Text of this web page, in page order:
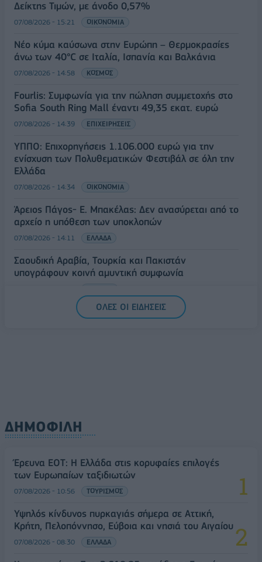
Δείκτης Τιμών, με άνοδο 0,57%
07/08/2026 - 15:21 ΟΙΚΟΝΟΜΙΑ
Νέο κύμα καύσωνα στην Ευρώπη – Θερμοκρασίες
άνω των 40°C σε Ιταλία, Ισπανία και Βαλκάνια
07/08/2026 - 14:58 ΚΟΣΜΟΣ
Fourlis: Συμφωνία για την πώληση συμμετοχής στο
Sofia South Ring Mall έναντι 49,35 εκατ. ευρώ
07/08/2026 - 14:39 ΕΠΙΧΕΙΡΗΣΕΙΣ
ΥΠΠΟ: Επιχορηγήσεις 1.106.000 ευρώ για την
ενίσχυση των Πολυθεματικών Φεστιβάλ σε όλη την
Ελλάδα
07/08/2026 - 14:34 ΟΙΚΟΝΟΜΙΑ
Άρειος Πάγος- Ε. Μπακέλας: Δεν ανασύρεται από το
αρχείο η υπόθεση των υποκλοπών
07/08/2026 - 14:11 ΕΛΛΑΔΑ
Σαουδική Αραβία, Τουρκία και Πακιστάν
υπογράφουν κοινή αμυντική συμφωνία
ΟΛΕΣ ΟΙ ΕΙΔΗΣΕΙΣ
ΔΗΜΟΦΙΛΗ
Έρευνα ΕΟΤ: Η Ελλάδα στις κορυφαίες επιλογές
των Ευρωπαίων ταξιδιωτών
07/08/2026 - 10:56 ΤΟΥΡΙΣΜΟΣ
Υψηλός κίνδυνος πυρκαγιάς σήμερα σε Αττική,
Κρήτη, Πελοπόννησο, Εύβοια και νησιά του Αιγαίου
07/08/2026 - 08:30 ΕΛΛΑΔΑ